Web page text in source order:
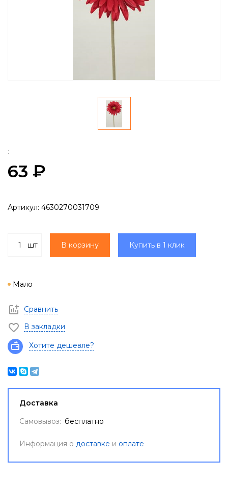
:
63 ₽
Артикул: 4630270031709
шт В корзину Купить в 1 клик
Мало
Сравнить
В закладки
Хотите дешевле?
Доставка
Самовывоз: бесплатно
Информация о доставке и оплате